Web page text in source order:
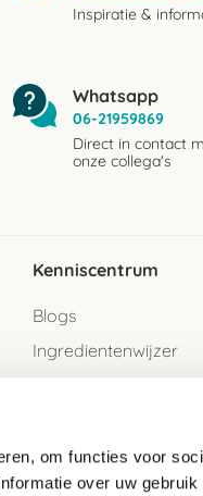
om functies voor
over uw gebruik
Inspiratie &
Whatsapp
06-21959869
Direct in contact
onze collega's
Kenniscentrum
Blogs
Ingredientenwijzer